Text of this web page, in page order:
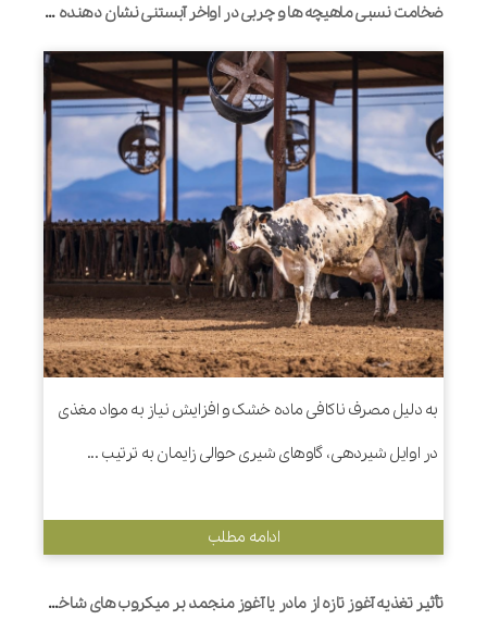
ضخامت نسبی ماهیچه ها و چربی در اواخر آبستنی نشان دهنده میزان تحرک این بافت ها در گاوهای شیری حین زایمان است
به دلیل مصرف ناکافی ماده خشک و افزایش نیاز به مواد مغذی
در اوایل شیردهی، گاوهای شیری حوالی زایمان به ترتیب ...
ادامه مطلب
تأثیر تغذیه آغوز تازه از مادر یا آغوز منجمد بر میکروب های شاخص روده و پاسخ التهابی در گوساله های نوزاد